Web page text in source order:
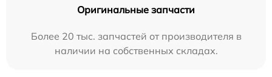
Оригинальные запчасти
Более 20 тыс. запчастей от производителя в
наличии на собственных складах.